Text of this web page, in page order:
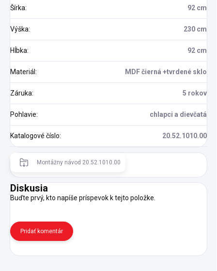
Šírka: 92 cm
Výška: 230 cm
Hĺbka: 92 cm
Materiál: MDF čierná +tvrdené sklo
Záruka: 5 rokov
Pohlavie: chlapci a dievčatá
Katalogové číslo: 20.52.1010.00
Montážny návod 20.52.1010.00
Diskusia
Buďte prvý, kto napíše príspevok k tejto položke.
Pridať komentár